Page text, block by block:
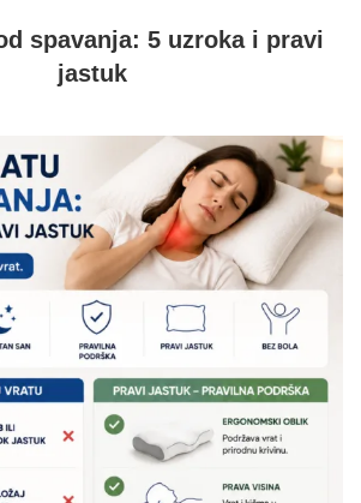
spavanja: 5 uzroka i pravi
jastuk